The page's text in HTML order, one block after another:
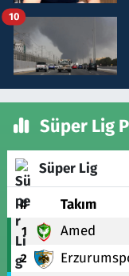
10
Süper Lig
Süper Lig
# Takım
1 Amed
2